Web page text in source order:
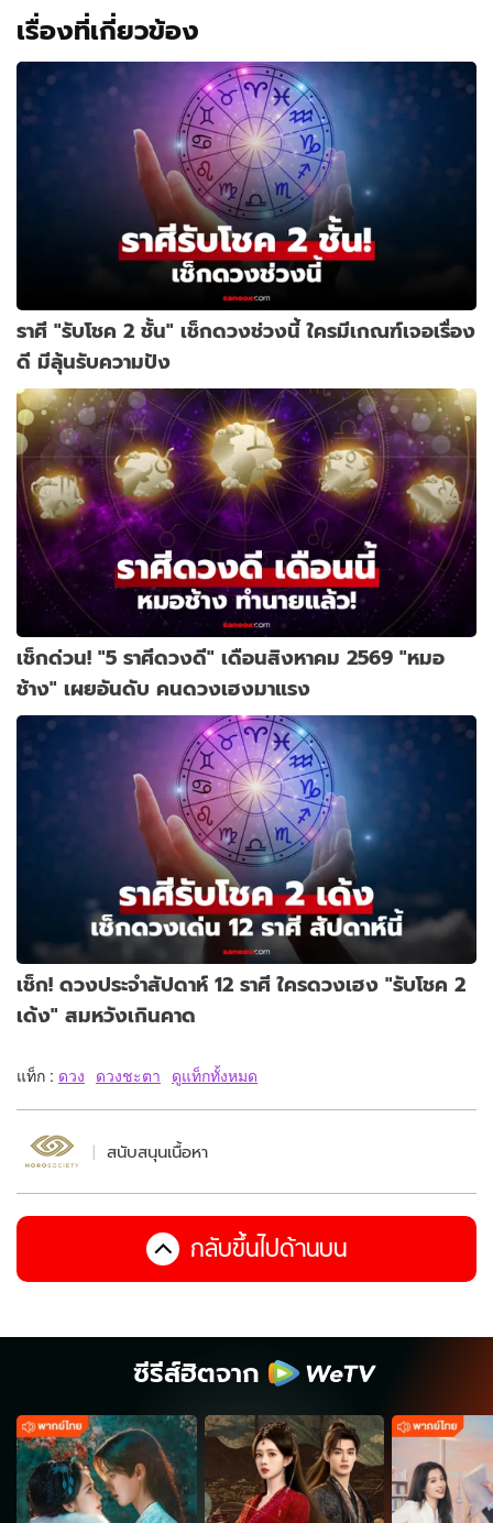
เรื่องที่เกี่ยวข้อง
ราศี "รับโชค 2 ชั้น" เช็กดวงช่วงนี้ ใครมีเกณฑ์เจอเรื่อง
ดี มีลุ้นรับความปัง
เช็กด่วน! "5 ราศีดวงดี" เดือนสิงหาคม 2569 "หมอ
ช้าง" เผยอันดับ คนดวงเฮงมาแรง
เช็ก! ดวงประจำสัปดาห์ 12 ราศี ใครดวงเฮง "รับโชค 2
เด้ง" สมหวังเกินคาด
แท็ก : ดวง ดวงชะตา ดูแท็กทั้งหมด
สนับสนุนเนื้อหา
กลับขึ้นไปด้านบน
ซีรีส์ฮิตจาก